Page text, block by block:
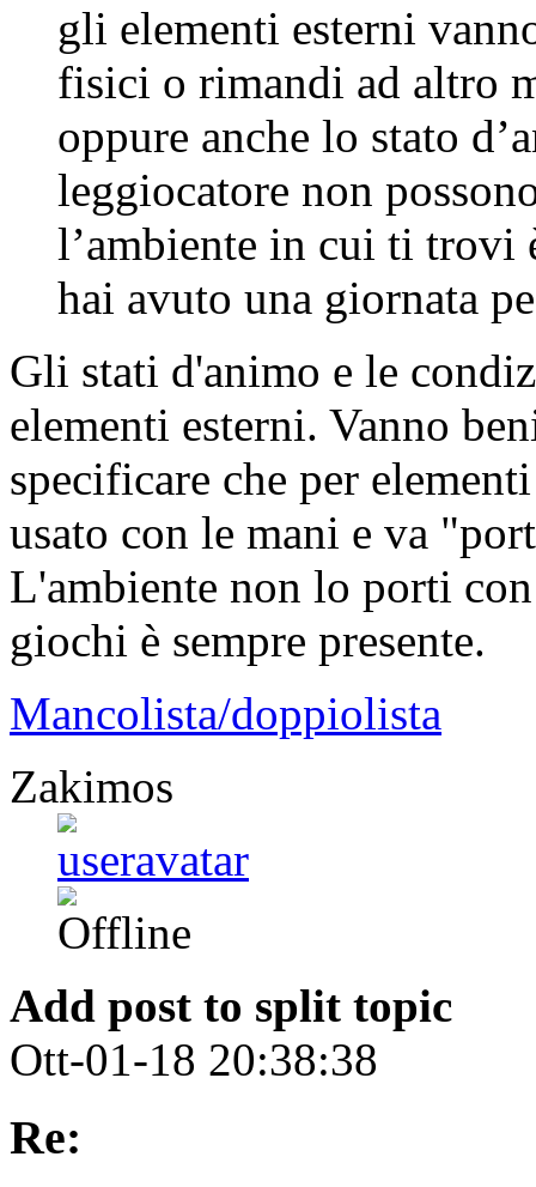
gli elementi esterni
fisici o rimandi ad altro
oppure anche lo stato
leggiocatore non
l’ambiente in cui ti trovi
hai avuto una giornata
Gli stati d'animo e le
elementi esterni. Vanno
specificare che per
usato con le mani e va
L'ambiente non lo porti
giochi è sempre presente.
Mancolista/doppiolista
Zakimos
Add post to split topic
Ott-01-18 20:38:38
Re: